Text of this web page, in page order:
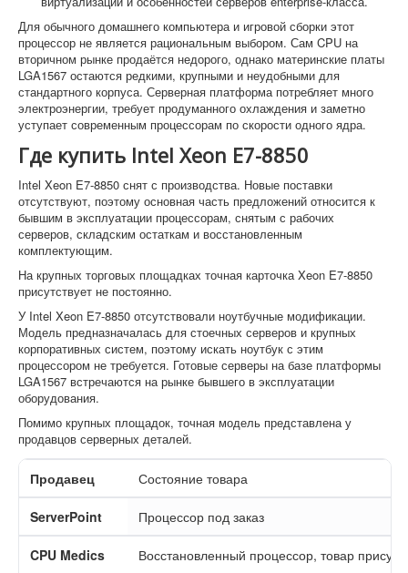
Для обычного домашнего компьютера и игровой сборки этот
процессор не является рациональным выбором. Сам CPU на
вторичном рынке продаётся недорого, однако материнские платы
LGA1567 остаются редкими, крупными и неудобными для
стандартного корпуса. Серверная платформа потребляет много
электроэнергии, требует продуманного охлаждения и заметно
уступает современным процессорам по скорости одного ядра.
Где купить Intel Xeon E7-8850
Intel Xeon E7-8850 снят с производства. Новые поставки
отсутствуют, поэтому основная часть предложений относится к
бывшим в эксплуатации процессорам, снятым с рабочих
серверов, складским остаткам и восстановленным
комплектующим.
На крупных торговых площадках точная карточка Xeon E7-8850
присутствует не постоянно.
У Intel Xeon E7-8850 отсутствовали ноутбучные модификации.
Модель предназначалась для стоечных серверов и крупных
корпоративных систем, поэтому искать ноутбук с этим
процессором не требуется. Готовые серверы на базе платформы
LGA1567 встречаются на рынке бывшего в эксплуатации
оборудования.
Помимо крупных площадок, точная модель представлена у
продавцов серверных деталей.
Продавец Состояние товара
ServerPoint Процессор под заказ
CPU Medics Восстановленный процессор, товар